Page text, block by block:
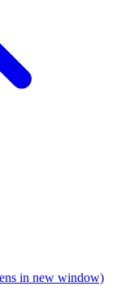
in new window)